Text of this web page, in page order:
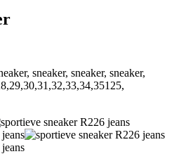
sneaker, sneaker, sneaker,